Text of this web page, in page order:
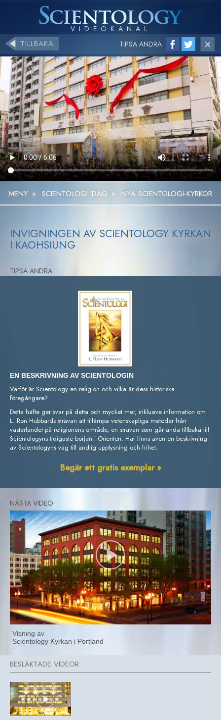
TILLBAKA TIPSA ANDRA
MENY » SCIENTOLOGI IDAG » NYA SCIENTOLOGI-KYRKOR
INVIGNINGEN AV SCIENTOLOGY KYRKAN
I KAOHSIUNG
TIPSA ANDRA
EN BESKRIVNING AV SCIENTOLOGIN
Varför är Scientology en religion och vilka är dess historiska
föregångare?
Detta häfte ger svar på detta och mycket mer, inklusive information om
L. Ron Hubbards strävan att tillämpa vetenskapliga metoder från
västerlandet på religionens område, en strävan som går ända tillbaka till
Scientologyns tidigaste början i Orienten. Här finns även en beskrivning
av Scientologyns väg till andlig upplysning och frihet.
Begär ett gratis exemplar »
Visning av
Scientology Kyrkan i Portland